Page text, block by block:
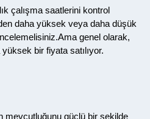
çalışma saatlerini kontrol
daha yüksek veya daha düşük
genel olarak,
bir fiyata satılıyor.
mevcutluğunu güçlü bir şekilde